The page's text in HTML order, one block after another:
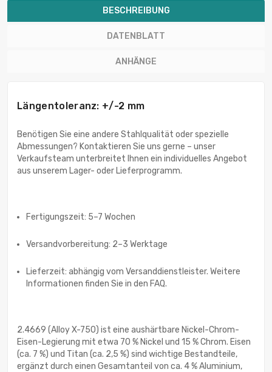
BESCHREIBUNG
DATENBLATT
ANHÄNGE
Längentoleranz: +/-2 mm
Benötigen Sie eine andere Stahlqualität oder spezielle
Abmessungen? Kontaktieren Sie uns gerne – unser
Verkaufsteam unterbreitet Ihnen ein individuelles Angebot
aus unserem Lager- oder Lieferprogramm.
Fertigungszeit: 5–7 Wochen
Versandvorbereitung: 2–3 Werktage
Lieferzeit: abhängig vom Versanddienstleister. Weitere
Informationen finden Sie in den FAQ.
2.4669 (Alloy X-750) ist eine aushärtbare Nickel-Chrom-
Eisen-Legierung mit etwa 70 % Nickel und 15 % Chrom. Eisen
(ca. 7 %) und Titan (ca. 2,5 %) sind wichtige Bestandteile,
ergänzt durch einen Gesamtanteil von ca. 4 % Aluminium,